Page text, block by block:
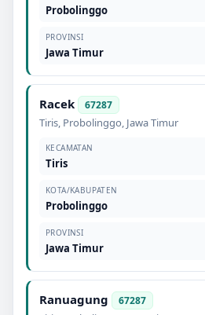
Probolinggo
PROVINSI
Jawa Timur
Racek 67287
Tiris, Probolinggo, Jawa Timur
KECAMATAN
Tiris
KOTA/KABUPATEN
Probolinggo
PROVINSI
Jawa Timur
Ranuagung 67287